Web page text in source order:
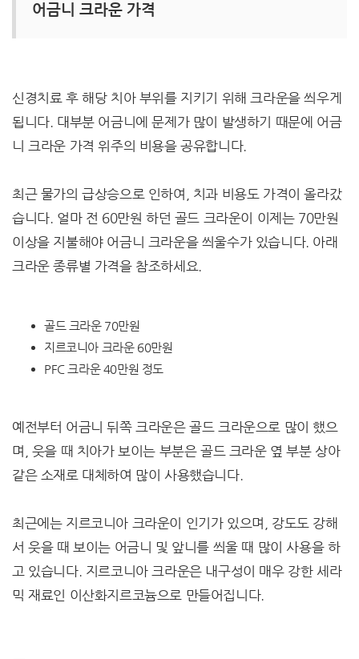
어금니 크라운 가격
신경치료 후 해당 치아 부위를 지키기 위해 크라운을 씌우게
됩니다. 대부분 어금니에 문제가 많이 발생하기 때문에 어금
니 크라운 가격 위주의 비용을 공유합니다.
최근 물가의 급상승으로 인하여, 치과 비용도 가격이 올라갔
습니다. 얼마 전 60만원 하던 골드 크라운이 이제는 70만원
이상을 지불해야 어금니 크라운을 씌울수가 있습니다. 아래
크라운 종류별 가격을 참조하세요.
골드 크라운 70만원
지르코니아 크라운 60만원
PFC 크라운 40만원 정도
예전부터 어금니 뒤쪽 크라운은 골드 크라운으로 많이 했으
며, 웃을 때 치아가 보이는 부분은 골드 크라운 옆 부분 상아
같은 소재로 대체하여 많이 사용했습니다.
최근에는 지르코니아 크라운이 인기가 있으며, 강도도 강해
서 웃을 때 보이는 어금니 및 앞니를 씌울 때 많이 사용을 하
고 있습니다. 지르코니아 크라운은 내구성이 매우 강한 세라
믹 재료인 이산화지르코늄으로 만들어집니다.